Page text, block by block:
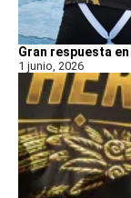
Gran respuesta
1 junio, 2026